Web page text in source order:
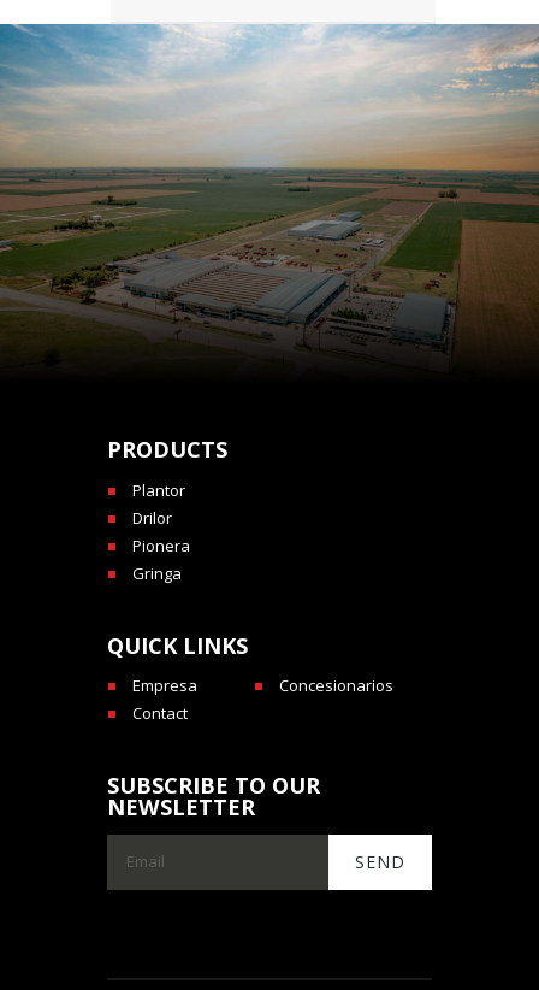
PRODUCTS
Plantor
Drilor
Pionera
Gringa
QUICK LINKS
Empresa
Concesionarios
Contact
SUBSCRIBE TO OUR
NEWSLETTER